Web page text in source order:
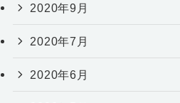
2020年9月
2020年7月
2020年6月